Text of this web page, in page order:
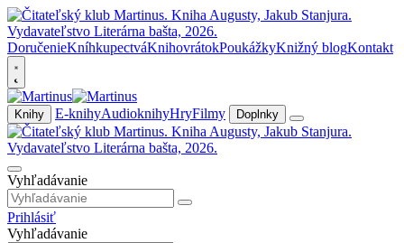
DoručenieKníhkupectváKnihovrátokPoukážkyKnižný blogKontakt
Knihy E-knihyAudioknihyHryFilmy Doplnky
Vyhľadávanie
Prihlásiť
Vyhľadávanie